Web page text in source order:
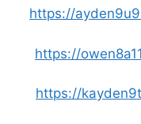
https://
https://
https://